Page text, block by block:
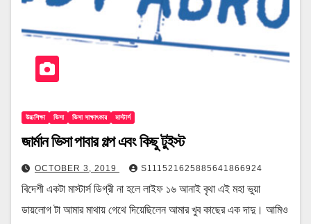
উচ্চশিক্ষা ভিসা ভিসা সাক্ষাৎকার মাস্টার্স
জার্মান ভিসা পাবার গল্প এবং কিছু টুইস্ট
OCTOBER 3, 2019 S111521625885641866924
বিদেশী একটা মাস্টার্স ডিগ্রী না হলে লাইফ ১৬ আনাই বৃথা এই মহা ভুয়া
ডায়লোগ টা আমার মাথায় গেথে দিয়েছিলেন আমার খুব কাছের এক দাদু। আমিও